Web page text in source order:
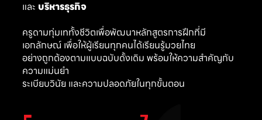
และ บริหารธุรกิจ
ครูดามทุ่มเททั้งชีวิตเพื่อพัฒนาหลักสูตรการฝึกที่มี
เอกลักษณ์ เพื่อให้ผู้เรียนทุกคนได้เรียนรู้มวยไทย
อย่างถูกต้องตามแบบฉบับดั้งเดิม พร้อมให้ความสำคัญกับ
ความแม่นยำ
ระเบียบวินัย และความปลอดภัยในทุกขั้นตอน